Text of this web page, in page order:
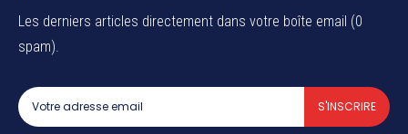
Les derniers articles directement dans votre boîte email (0
spam).
S'INSCRIRE